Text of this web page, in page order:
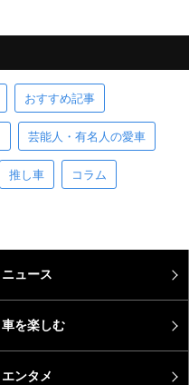
おすすめ記事
芸能人・有名人の愛車
推し車 コラム
ニュース
車を楽しむ
エンタメ